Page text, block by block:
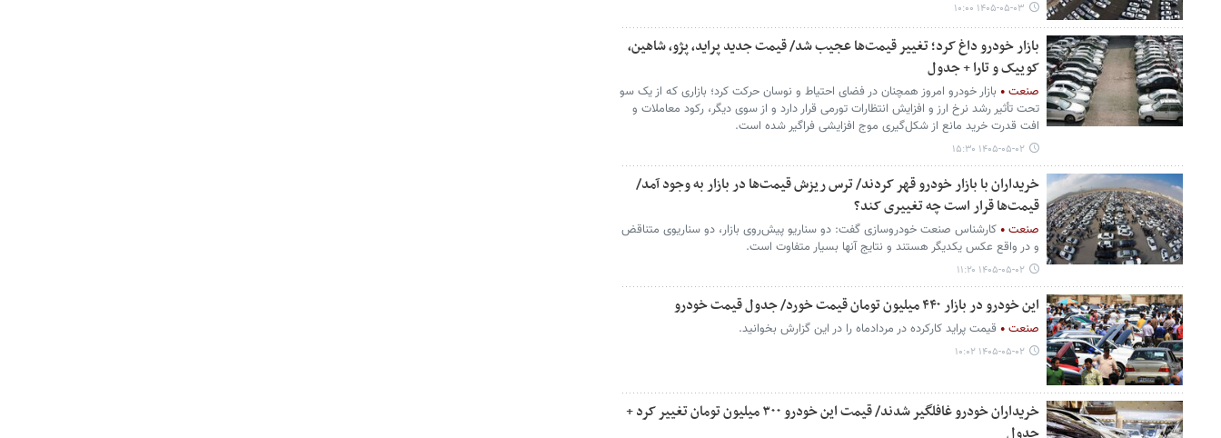
۱۴۰۵-۰۵-۰۳ ۱۰:۰۰
بازار خودرو داغ کرد؛ تغییر قیمت‌ها عجیب شد/ قیمت جدید پراید، پژو، شاهین،
کوییک و تارا + جدول
صنعت
بازار خودرو امروز همچنان در فضای احتیاط و نوسان حرکت کرد؛ بازاری که از یک سو
تحت تأثیر رشد نرخ ارز و افزایش انتظارات تورمی قرار دارد و از سوی دیگر، رکود معاملات و
افت قدرت خرید مانع از شکل‌گیری موج افزایشی فراگیر شده است.
۱۴۰۵-۰۵-۰۲ ۱۵:۳۰
خریداران با بازار خودرو قهر کردند/ ترس ریزش قیمت‌ها در بازار به وجود آمد/
قیمت‌ها قرار است چه تغییری کند؟
صنعت
کارشناس صنعت خودروسازی گفت‌: دو سناریو پیش‌روی بازار، دو سناریوی متناقض
و در واقع عکس یکدیگر هستند و نتایج آنها بسیار متفاوت است.
۱۴۰۵-۰۵-۰۲ ۱۱:۲۰
این خودرو در بازار ۴۴۰ میلیون تومان قیمت خورد/ جدول قیمت خودرو
صنعت قیمت پراید کارکرده در مردادماه را در این گزارش بخوانید.
۱۴۰۵-۰۵-۰۲ ۱۰:۰۲
خریداران خودرو غافلگیر شدند/ قیمت این خودرو ۳۰۰ میلیون تومان تغییر کرد +